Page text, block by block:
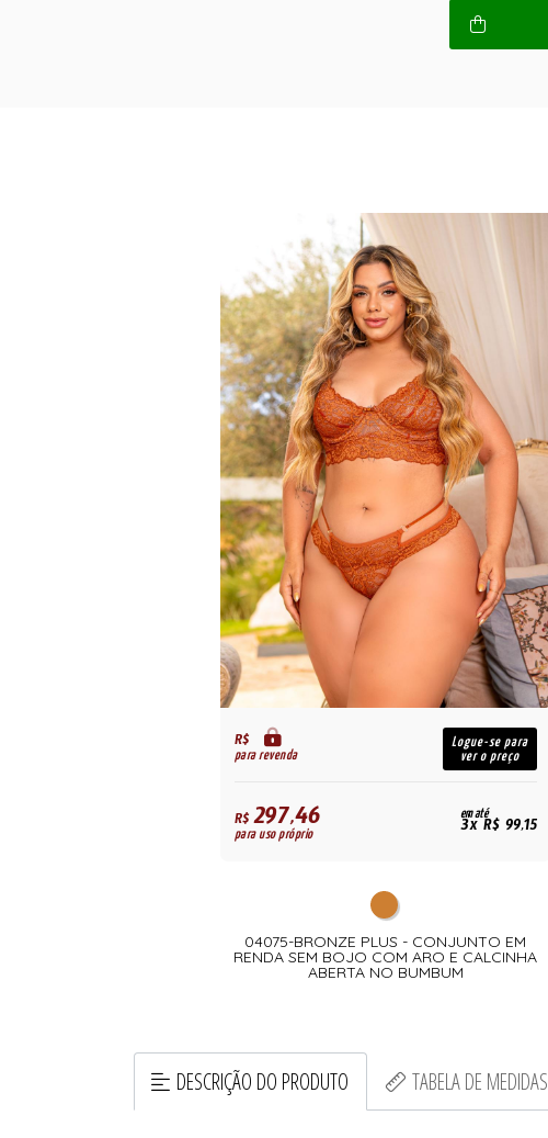
R$
para revenda
Logue-se para
ver o preço
R$297,46
para uso próprio
em até
3x R$ 99,15
04075-BRONZE PLUS - CONJUNTO EM
RENDA SEM BOJO COM ARO E CALCINHA
ABERTA NO BUMBUM
DESCRIÇÃO DO PRODUTO TABELA DE MEDIDAS